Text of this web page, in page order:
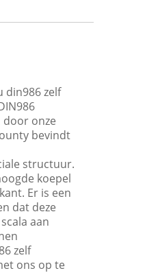
din986 zelf
onze
bevindt
structuur.
koepel
Er is een
dat deze
aan
zelf
ons op te